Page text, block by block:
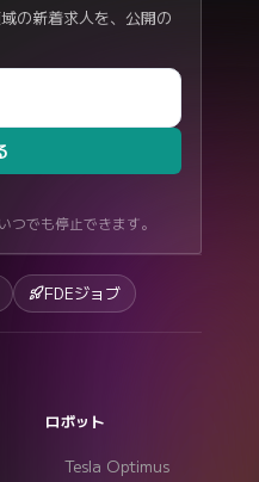
の新着求人を、公開の
つでも停止できます。
FDEジョブ
ロボット
Tesla Optimus